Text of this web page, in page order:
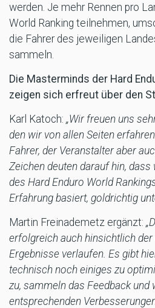
werden. Je mehr Rennen pro
World Ranking teilnehmen,
die Fahrer des jeweiligen
sammeln.
Die Masterminds der Hard
zeigen sich erfreut über den
Karl Katoch: „Wir freuen uns
den wir von allen Seiten
Fahrer, der Veranstalter aber
Zeichen deuten darauf hin,
des Hard Enduro World
Erfahrung basiert, goldrichtig
Martin Freinademetz ergänzt:
erfolgreich auch hinsichtlich der
Ergebnisse verlaufen. Es gibt
technisch noch einiges zu
zu, sammeln das Feedback und
entsprechenden